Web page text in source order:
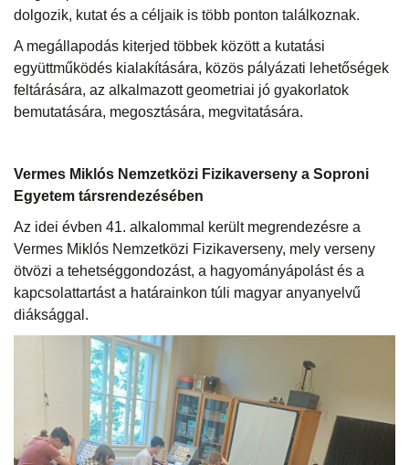
dolgozik, kutat és a céljaik is több ponton találkoznak.
A megállapodás kiterjed többek között a kutatási
együttműködés kialakítására, közös pályázati lehetőségek
feltárására, az alkalmazott geometriai jó gyakorlatok
bemutatására, megosztására, megvitatására.
Vermes Miklós Nemzetközi Fizikaverseny a Soproni
Egyetem társrendezésében
Az idei évben 41. alkalommal került megrendezésre a
Vermes Miklós Nemzetközi Fizikaverseny, mely verseny
ötvözi a tehetséggondozást, a hagyományápolást és a
kapcsolattartást a határainkon túli magyar anyanyelvű
diáksággal.